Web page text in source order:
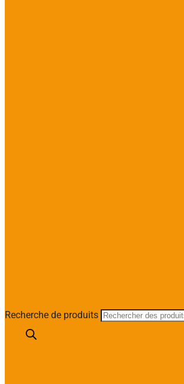
Recherche de produits